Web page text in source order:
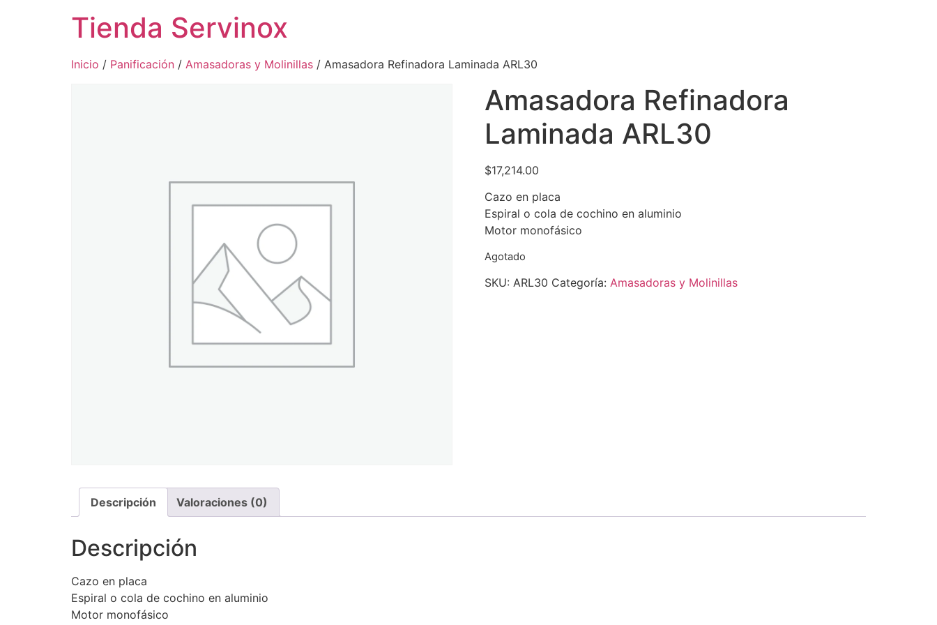
Tienda Servinox
Inicio / Panificación / Amasadoras y Molinillas / Amasadora Refinadora Laminada ARL30
Amasadora Refinadora
Laminada ARL30
$17,214.00
Cazo en placa
Espiral o cola de cochino en aluminio
Motor monofásico
Agotado
SKU: ARL30 Categoría: Amasadoras y Molinillas
Descripción Valoraciones (0)
Descripción
Cazo en placa
Espiral o cola de cochino en aluminio
Motor monofásico